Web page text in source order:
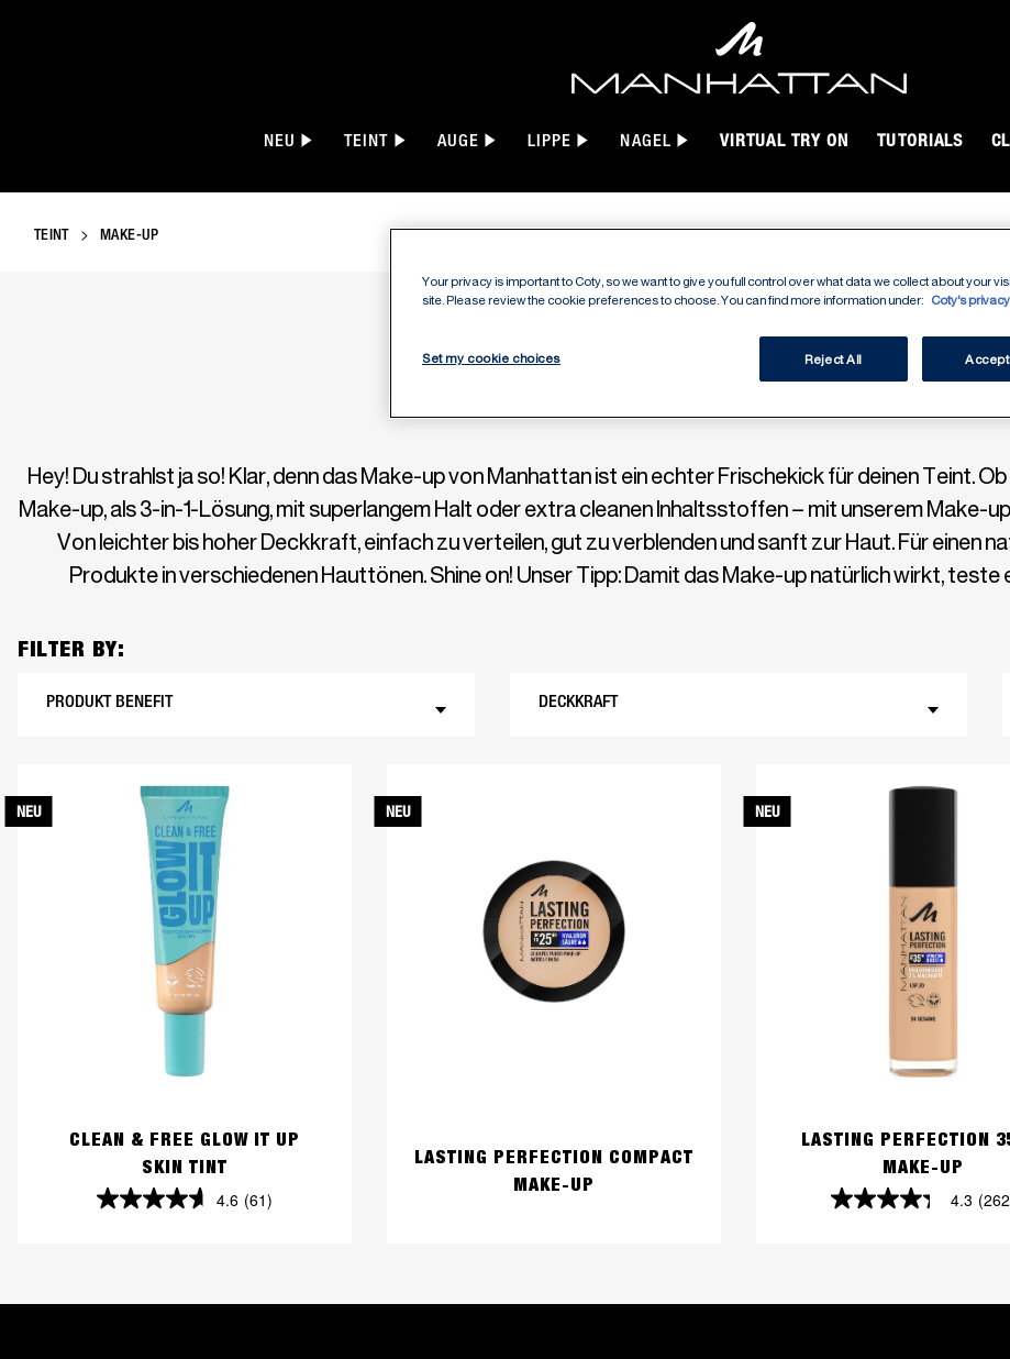
NEU TEINT AUGE LIPPE NAGEL VIRTUAL TRY ON TUTORIALS
TEINT MAKE-UP
MAKE-UP
Hey! Du strahlst ja so! Klar, denn das Make-up von Manhattan ist ein echter Frischekick für deinen Teint.
Make-up, als 3-in-1-Lösung, mit superlangem Halt oder extra cleanen Inhaltsstoffen – mit unserem Make-
Von leichter bis hoher Deckkraft, einfach zu verteilen, gut zu verblenden und sanft zur Haut. Für einen
Produkte in verschiedenen Hauttönen. Shine on! Unser Tipp: Damit das Make-up natürlich wirkt, teste
FILTER BY:
PRODUKT BENEFIT DECKKRAFT
CLEAN & FREE GLOW IT UP
SKIN TINT
4.6 (61)
4.6
NEU
LASTING PERFECTION COMPACT
MAKE-UP
NEU
LASTING PERFECTION
MAKE-UP
4.3
4.3
NEU
Your privacy is important to Coty, so we want to give you full control over what data we collect about your
site. Please review the cookie preferences to choose. You can find more information under:
Coty's
Set my cookie choices Reject All